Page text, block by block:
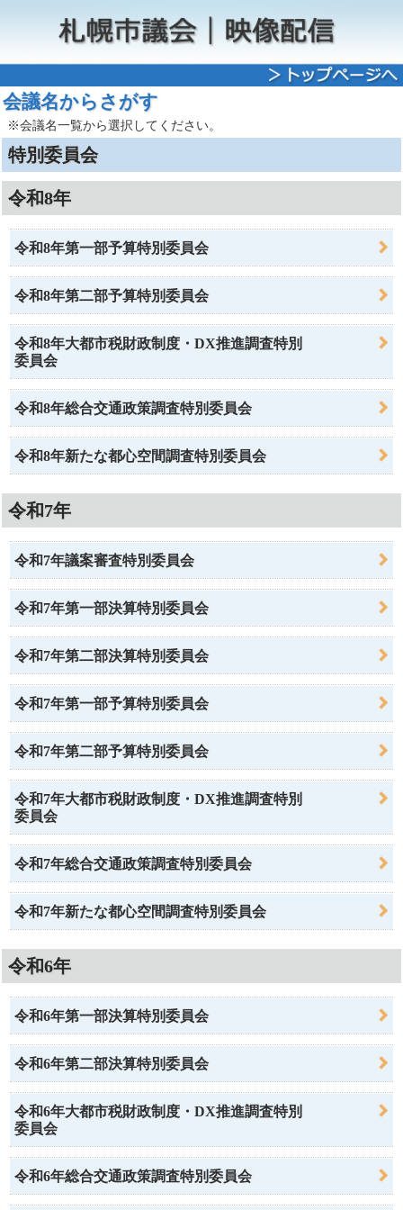
会議名からさがす
※会議名一覧から選択してください。
特別委員会
令和8年
令和8年第一部予算特別委員会
令和8年第二部予算特別委員会
令和8年大都市税財政制度・DX推進調査特別
委員会
令和8年総合交通政策調査特別委員会
令和8年新たな都心空間調査特別委員会
令和7年
令和7年議案審査特別委員会
令和7年第一部決算特別委員会
令和7年第二部決算特別委員会
令和7年第一部予算特別委員会
令和7年第二部予算特別委員会
令和7年大都市税財政制度・DX推進調査特別
委員会
令和7年総合交通政策調査特別委員会
令和7年新たな都心空間調査特別委員会
令和6年
令和6年第一部決算特別委員会
令和6年第二部決算特別委員会
令和6年大都市税財政制度・DX推進調査特別
委員会
令和6年総合交通政策調査特別委員会